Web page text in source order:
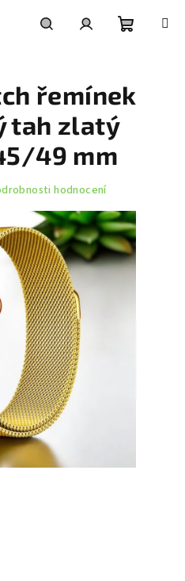
košík
řemínek
tah zlatý
49 mm
hodnocení